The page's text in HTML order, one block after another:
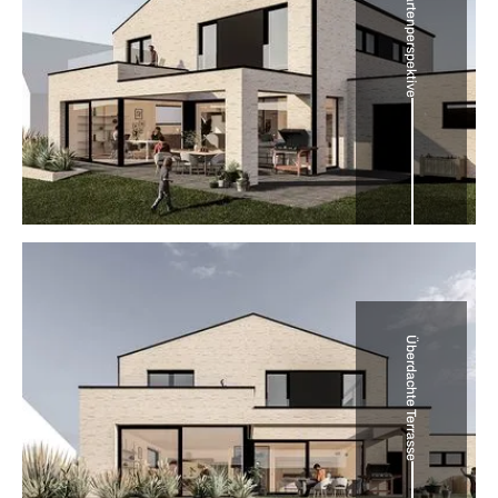
Gartenperspektive
Überdachte Terrasse
n